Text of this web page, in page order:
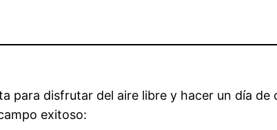
para disfrutar del aire libre y hacer un día
exitoso: